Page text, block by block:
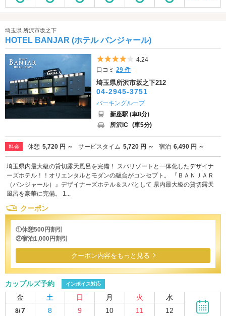
埼玉県 所沢市坂之下
HOTEL BANJAR (ホテル バンジャール)
5つ星のうち4
4.24
口コミ29 件
埼玉県所沢市坂之下212
04-2945-3751
バーキングループ
新座駅 (車8分)
所沢IC (車5分)
料金 休憩 5,720 円 ～ サービスタイム 5,720 円 ～ 宿泊 6,490 円 ～
埼玉県内最大級の貸切露天風呂を完備！ スパリゾートと一体化したデザイナ
ーズホテル！！オリエンタルとモダンの融合がコンセプト。 『ＢＡＮＪＡＲ
（バンジャール）』デザイナーズホテル＆スパとして 県内最大級の貸切露天
風呂を豪華に完備。 1...
クーポン
①休憩500円割引
②宿泊1,000円割引
クーポン内容をもっと見る
カップルズ予約 インボイス対応
金 土 日 月 火 水
8/7
8
9 10 11 12